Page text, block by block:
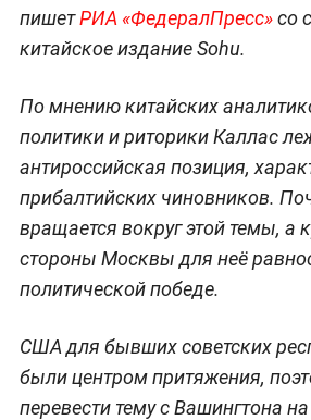
пишетРИА «ФедералПресс»со
китайское издание Sohu.
По мнению китайских
политики и риторики Каллас
антироссийская позиция,
прибалтийских чиновников.
вращается вокруг этой темы, а
стороны Москвы для неё
политической победе.
США для бывших советских
были центром притяжения,
перевести тему с Вашингтона